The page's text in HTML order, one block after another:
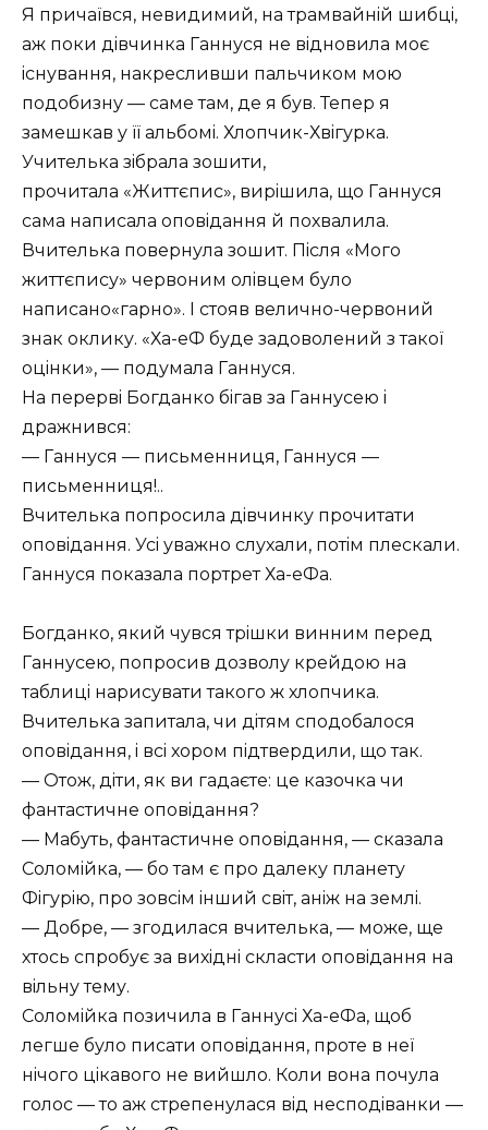
Я причаïвся, невидимий, на трамвайнiй шибцi,
аж поки дiвчинка Ганнуся не вiдновила моє
iснування, накресливши пальчиком мою
подобизну — саме там, де я був. Тепер я
замешкав у ïï альбомi. Хлопчик-Хвiгурка.
Учителька зiбрала зошити,
прочитала
Життєпис , вирiшила, що Ганнуся
сама написала оповiдання й похвалила.
Вчителька повернула зошит. Пiсля
Мого
життєпису
червоним олiвцем було
написано гарно . I стояв велично-червоний
знак оклику.
Ха-еФ буде задоволений з такоï
оцiнки , — подумала Ганнуся.
На перервi Богданко бiгав за Ганнусею i
дражнився:
— Ганнуся — письменниця, Ганнуся —
письменниця!..
Вчителька попросила дiвчинку прочитати
оповiдання. Усi уважно слухали, потiм плескали.
Ганнуся показала портрет Ха-еФа.
Богданко, який чувся трiшки винним перед
Ганнусею, попросив дозволу крейдою на
таблицi нарисувати такого ж хлопчика.
Вчителька запитала, чи дiтям сподобалося
оповiдання, i всi хором пiдтвердили, що так.
— Отож, дiти, як ви гадаєте: це казочка чи
фантастичне оповiдання?
— Мабуть, фантастичне оповiдання, — сказала
Соломiйка, — бо там є про далеку планету
Фiгурiю, про зовсiм iнший свiт, анiж на землi.
— Добре, — згодилася вчителька, — може, ще
хтось спробує за вихiднi скласти оповiдання на
вiльну тему.
Соломiйка позичила в Ганнусi Ха-еФа, щоб
легше було писати оповiдання, проте в неï
нiчого цiкавого не вийшло. Коли вона почула
голос — то аж стрепенулася вiд несподiванки —